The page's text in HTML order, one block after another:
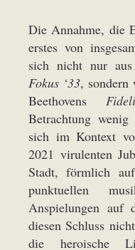
Die Annahme, die
erstes von
sich nicht nur aus
Fokus ‘33, sondern
Beethovens
Betrachtung
sich im Kontext
2021 virulenten
Stadt, förmlich
punktuellen
Anspielungen auf
diesen Schluss
die heroische